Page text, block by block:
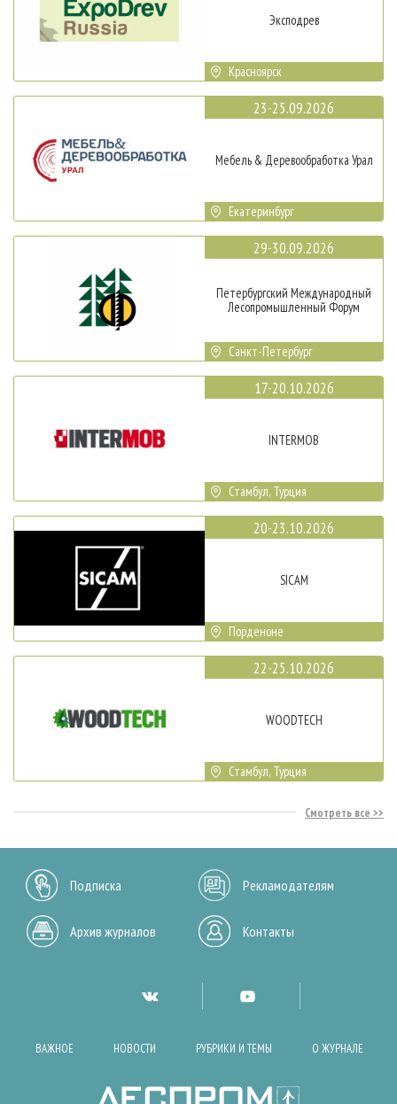
Эксподрев
Красноярск
23-25.09.2026
Мебель & Деревообработка Урал
Екатеринбург
29-30.09.2026
Петербургский Международный
Лесопромышленный Форум
Санкт-Петербург
17-20.10.2026
INTERMOB
Стамбул, Турция
20-23.10.2026
SICAM
Порденоне
22-25.10.2026
WOODTECH
Стамбул, Турция
Смотреть все
Подписка Рекламодателям
Архив журналов Контакты
ВАЖНОЕ НОВОСТИ РУБРИКИ И ТЕМЫ О ЖУРНАЛЕ